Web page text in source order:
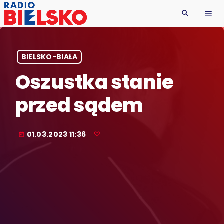
search menu
BIELSKO-BIAŁA
Oszustka stanie
przed sądem
today 01.03.2023 11:36